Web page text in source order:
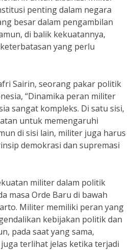
penting dalam negara
besar dalam pengambilan
di balik kekuatannya,
yang perlu
Sairin, seorang pakar politik
“Dinamika peran militer
sangat kompleks. Di satu sisi,
untuk memengaruhi
di sisi lain, militer juga harus
demokrasi dan supremasi
militer dalam politik
masa Orde Baru di bawah
Militer memiliki peran yang
kebijakan politik dan
pada saat yang sama,
terlihat jelas ketika terjadi